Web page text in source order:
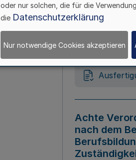
Gesetz zur
Achte
nach dem
oder nur solchen, die für die
die Datenschutzerklärung
Nur notwendige Cookies akzeptieren